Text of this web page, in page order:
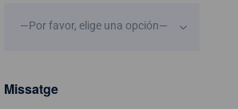
—Por favor, elige una opción—
Missatge